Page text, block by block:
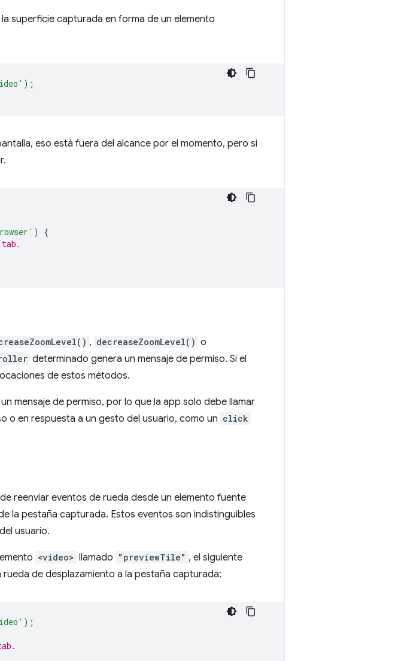
superficie capturada en forma de un elemento
);
eso está fuera del alcance por el momento, pero si
)
{
, decreaseZoomLevel() o
determinado genera un mensaje de permiso. Si el
de estos métodos.
mensaje de permiso, por lo que la app solo debe llamar
o en respuesta a un gesto del usuario, como un click
reenviar eventos de rueda desde un elemento fuente
la pestaña capturada. Estos eventos son indistinguibles
usuario.
<video> llamado "previewTile" , el siguiente
de desplazamiento a la pestaña capturada:
);